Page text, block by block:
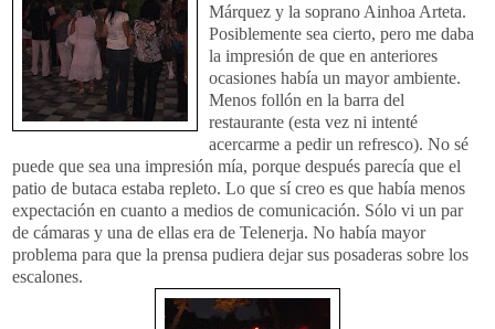
Márquez y la soprano Ainhoa Arteta.
Posiblemente sea cierto, pero me daba
la impresión de que en anteriores
ocasiones había un mayor ambiente.
Menos follón en la barra del
restaurante (esta vez ni intenté
acercarme a pedir un refresco). No sé
puede que sea una impresión mía, porque después parecía que el
patio de butaca estaba repleto. Lo que sí creo es que había menos
expectación en cuanto a medios de comunicación. Sólo vi un par
de cámaras y una de ellas era de Telenerja. No había mayor
problema para que la prensa pudiera dejar sus posaderas sobre los
escalones.